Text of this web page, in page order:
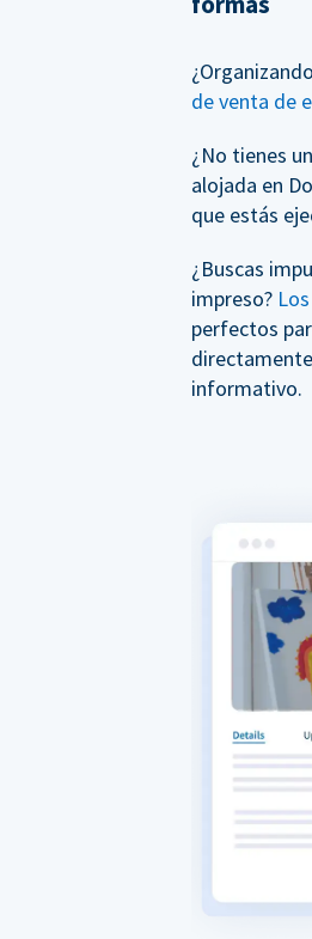
de venta de
¿No tienes
alojada en
que estás
¿Buscas
impreso?
perfectos
informativo.